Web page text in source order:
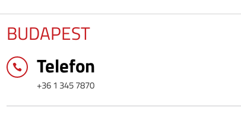
BUDAPEST
 Telefon
+36 1 345 7870